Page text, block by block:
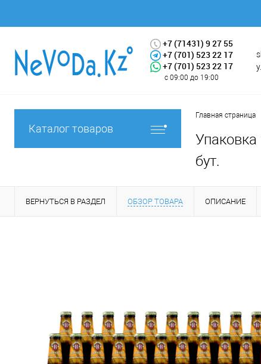
+7 (71431) 9 27 55
+7 (701) 523 22 17
+7 (701) 523 22 17
с 09:00 до 19:00
Каталог товаров
Главная страница
Упаковка
бут.
ВЕРНУТЬСЯ В РАЗДЕЛ ОБЗОР ТОВАРА ОПИСАНИЕ